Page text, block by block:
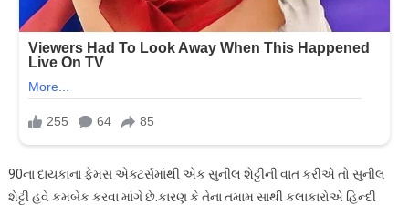
90ના દાયકાના ફેમસ એક્ટર્સમાંથી એક સુનીલ શેટ્ટીની વાત કરીએ તો સુનીલ
શેટ્ટી હવે કમબેક કરવા માંગે છે.કારણ કે તેના તમામ સાથી કલાકારોએ હિન્દી